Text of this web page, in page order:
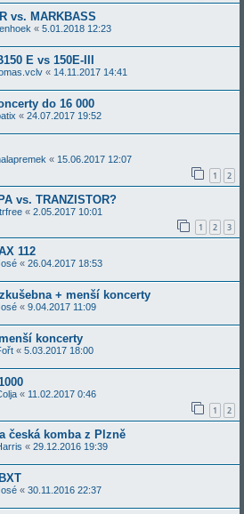
vs. MARKBASS
« 5.01.2018 12:23
E vs 150E-III
« 14.11.2017 14:41
do 16 000
« 24.07.2017 19:52
« 15.06.2017 12:07
1 2
vs. TRANZISTOR?
« 2.05.2017 10:01
1 2 3
112
« 26.04.2017 18:53
+ menší koncerty
« 9.04.2017 11:09
koncerty
« 5.03.2017 18:00
« 11.02.2017 0:46
1 2
česká komba z Plzně
« 29.12.2016 19:39
« 30.11.2016 22:37